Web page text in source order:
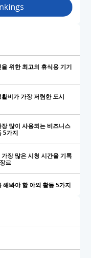
위한 최고의 휴식용 기기
비가 가장 저렴한 도시
많이 사용되는 비즈니스
5가지
장 많은 시청 시간을 기록
르
해봐야 할 야외 활동 5가지